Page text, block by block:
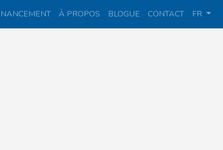
À PROPOS BLOGUE CONTACT FR